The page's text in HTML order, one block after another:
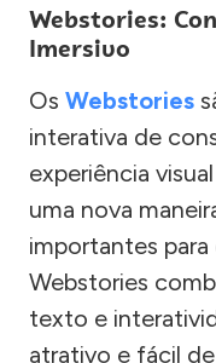
Webstories:
Imersivo
Os Webstories
interativa de
experiência
uma nova
importantes
Webstories
texto e
atrativo e fácil